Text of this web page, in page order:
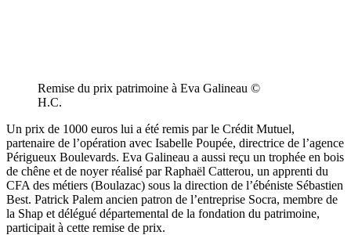
Remise du prix patrimoine à Eva Galineau ©
H.C.
Un prix de 1000 euros lui a été remis par le Crédit Mutuel,
partenaire de l’opération avec Isabelle Poupée, directrice de l’agence
Périgueux Boulevards. Eva Galineau a aussi reçu un trophée en bois
de chêne et de noyer réalisé par Raphaël Catterou, un apprenti du
CFA des métiers (Boulazac) sous la direction de l’ébéniste Sébastien
Best. Patrick Palem ancien patron de l’entreprise Socra, membre de
la Shap et délégué départemental de la fondation du patrimoine,
participait à cette remise de prix.